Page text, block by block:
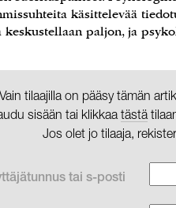
käsittelevää
keskustellaan paljon, ja
Vain tilaajilla on pääsy tämän
sisään tai klikkaatästä
Jos olet jo tilaaja,
tai s-posti